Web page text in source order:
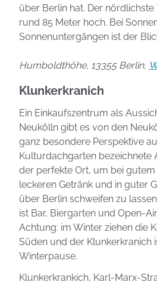
über Berlin hat. Der
rund 85 Meter hoch. Bei
Sonnenuntergängen ist der
Humboldthöhe, 13355 Berlin,
Klunkerkranich
Ein Einkaufszentrum als
Neukölln gibt es von den
ganz besondere Perspektive
Kulturdachgarten bezeichnete
der perfekte Ort, um bei
leckeren Getränk und in guter
über Berlin schweifen zu
ist Bar, Biergarten und Open-
Achtung: im Winter ziehen die
Süden und der Klunkerkranich
Winterpause.
Klunkerkrankich, Karl-Marx-